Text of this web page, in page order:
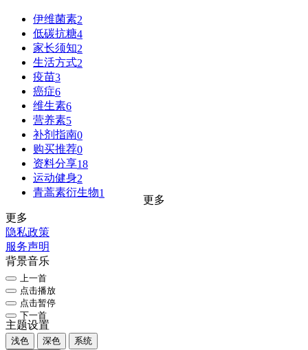
伊维菌素2
低碳抗糖4
家长须知2
生活方式2
疫苗3
癌症6
维生素6
营养素5
补剂指南0
购买推荐0
资料分享18
运动健身2
青蒿素衍生物1
更多
更多
隐私政策
服务声明
背景音乐
上一首
点击播放
点击暂停
下一首
主题设置
浅色 深色
系统